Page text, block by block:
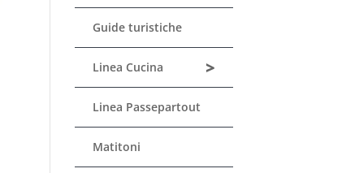
Guide turistiche
>
Linea Cucina
Linea Passepartout
Matitoni